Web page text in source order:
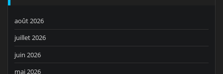
août 2026
juillet 2026
juin 2026
mai 2026